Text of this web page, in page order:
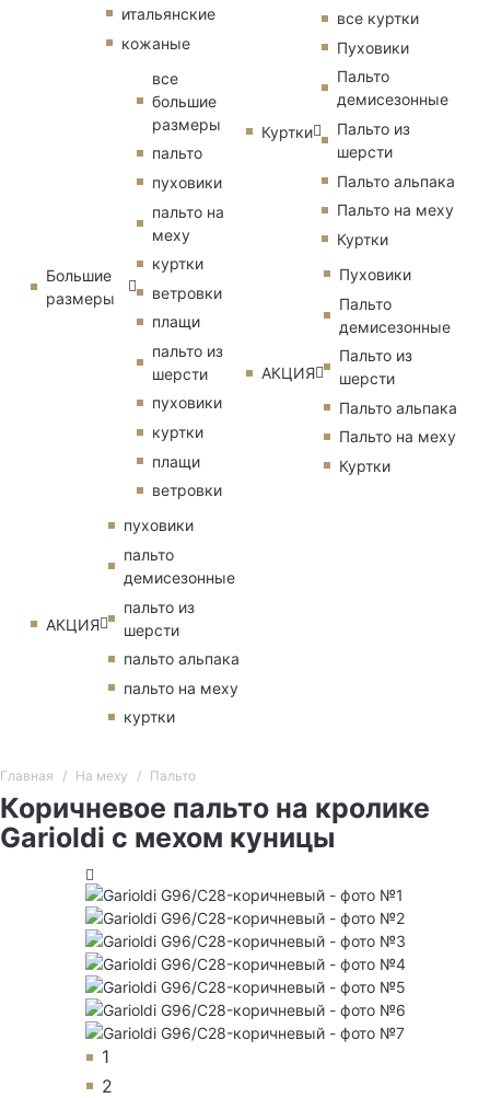
итальянские
кожаные
Большие
размеры
все
большие
размеры
пальто
пуховики
пальто на
меху
куртки
ветровки
плащи
пальто из
шерсти
пуховики
куртки
плащи
ветровки
АКЦИЯ
пуховики
пальто
демисезонные
пальто из
шерсти
пальто альпака
пальто на меху
куртки
Куртки
все куртки
Пуховики
Пальто
демисезонные
Пальто из
шерсти
Пальто альпака
Пальто на меху
Куртки
АКЦИЯ
Пуховики
Пальто
демисезонные
Пальто из
шерсти
Пальто альпака
Пальто на меху
Куртки
Главная На меху Пальто
Коричневое пальто на кролике
Garioldi с мехом куницы
1
2